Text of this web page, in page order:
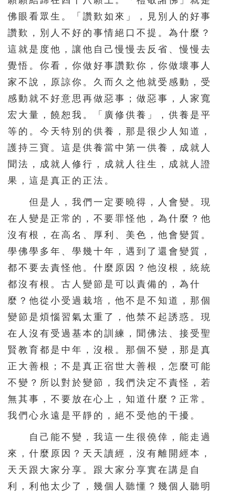
佛眼看眾生。「讚歎如來」，見別人的好事
讚歎，別人不好的事情絕口不提。為什麼？
這就是度他，讓他自己慢慢去反省、慢慢去
覺悟。你看，你做好事讚歎你，你做壞事人
家不說，原諒你。久而久之他就受感動，受
感動就不好意思再做惡事；做惡事，人家寬
宏大量，饒恕我。「廣修供養」，供養是平
等的。今天特別的供養，那是很少人知道，
護持三寶。這是供養當中第一供養，成就人
聞法，成就人修行，成就人往生，成就人證
果，這是真正的正法。
但是人，我們一定要曉得，人會變。現
在人變是正常的，不要罪怪他，為什麼？他
沒有根，在高名、厚利、美色，他會變質。
學佛學多年、學幾十年，遇到了還會變質，
都不要去責怪他。什麼原因？他沒根，統統
都沒有根。古人變節是可以責備的，為什
麼？他從小受過栽培，他不是不知道，那個
變節是煩惱習氣太重了，他禁不起誘惑。現
在人沒有受過基本的訓練，聞佛法、接受聖
賢教育都是中年，沒根。那個不變，那是真
正大善根；不是真正宿世大善根，怎麼可能
不變？所以對於變節，我們決定不責怪，若
無其事，不要放在心上，知道什麼？正常。
我們心永遠是平靜的，絕不受他的干擾。
自己能不變，我這一生很僥倖，能走過
來，什麼原因？天天讀經，沒有離開經本，
天天跟大家分享。跟大家分享實在講是自
利，利他太少了，幾個人聽懂？幾個人聽明